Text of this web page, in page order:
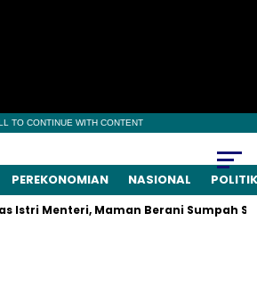
TO CONTINUE WITH CONTENT
PEREKONOMIAN NASIONAL POLITIK
Istri Menteri, Maman Berani Sumpah